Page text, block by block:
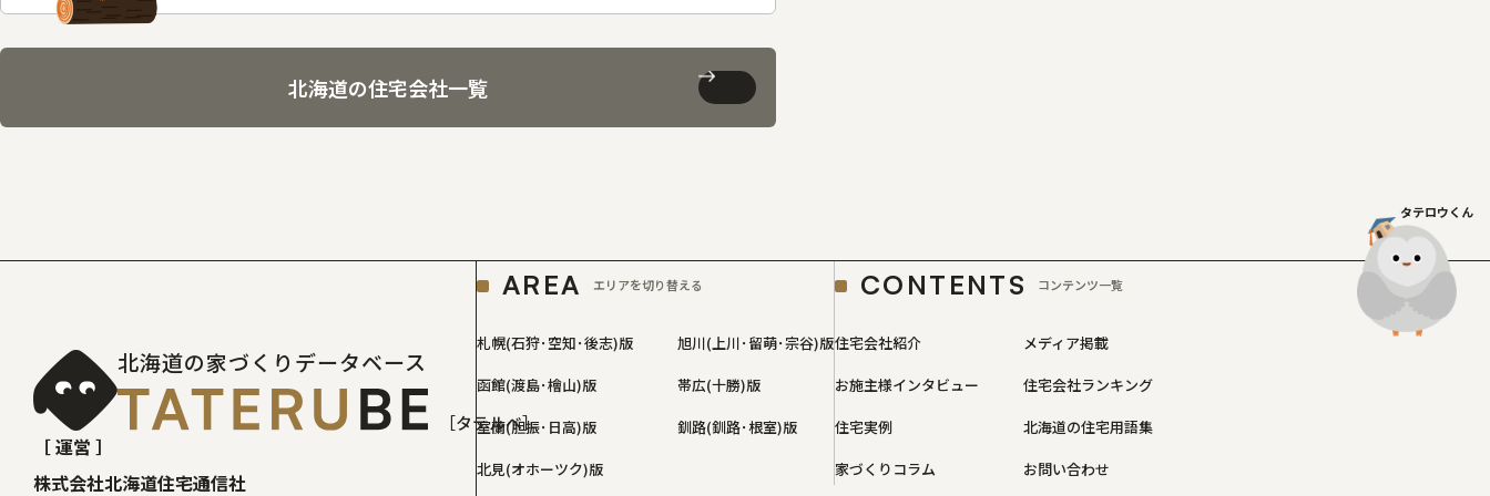
北海道の住宅会社一覧
タテロウくん
北海道の家づくりデータベース
［タテルベ］
［ 運営 ］
株式会社北海道住宅通信社
AREA エリアを切り替える
札幌(石狩･空知･後志)版
旭川(上川･留萌･宗谷)版
函館(渡島･檜山)版
帯広(十勝)版
室蘭(胆振･日高)版
釧路(釧路･根室)版
北見(オホーツク)版
CONTENTS コンテンツ一覧
住宅会社紹介
メディア掲載
お施主様インタビュー
住宅会社ランキング
住宅実例
北海道の住宅用語集
家づくりコラム
お問い合わせ